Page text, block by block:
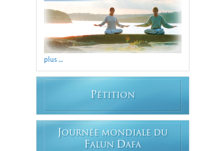
plus ...
PÉTITION
JOURNÉE MONDIALE DU
FALUN DAFA